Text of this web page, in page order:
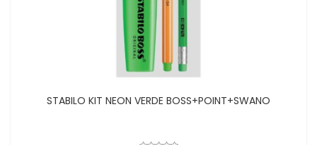
STABILO KIT NEON VERDE BOSS+POINT+SWANO